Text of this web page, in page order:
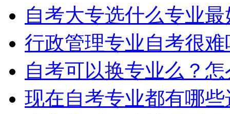
自考大专选什么专业
行政管理专业自考很难
自考可以换专业么？
现在自考专业都有哪